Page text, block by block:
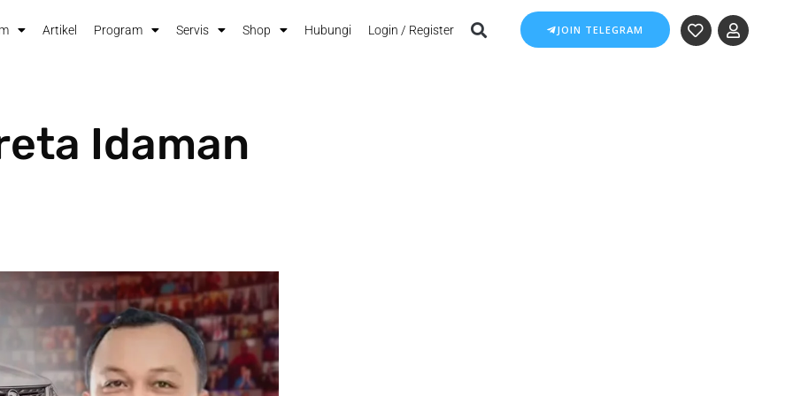
Artikel Program Servis Shop Hubungi Login / Register JOIN TELEGRAM
Idaman